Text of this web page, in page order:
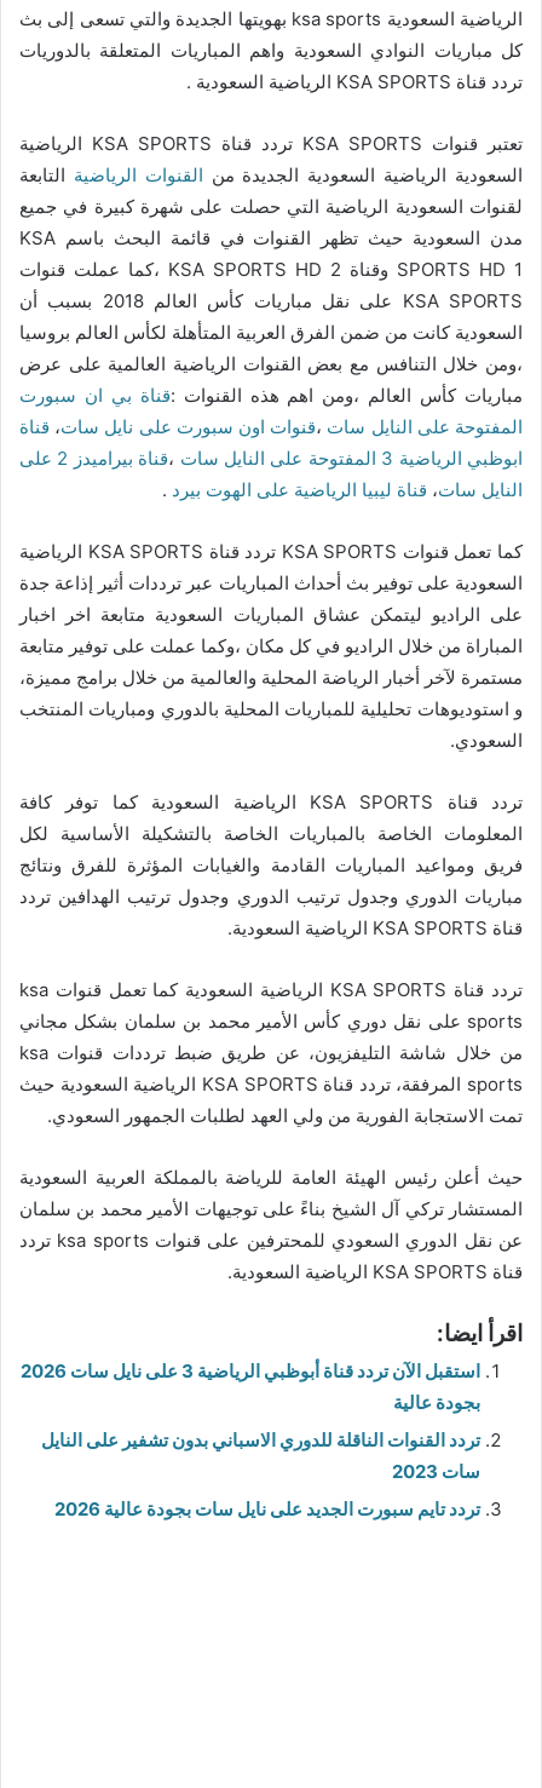
الرياضية السعودية ksa sports بهويتها الجديدة والتي تسعى إلى بث
كل مباريات النوادي السعودية واهم المباريات المتعلقة بالدوريات
تردد قناة KSA SPORTS الرياضية السعودية .
تعتبر قنوات KSA SPORTS تردد قناة KSA SPORTS الرياضية
السعودية الرياضية السعودية الجديدة من القنوات الرياضية التابعة
لقنوات السعودية الرياضية التي حصلت على شهرة كبيرة في جميع
مدن السعودية حيث تظهر القنوات في قائمة البحث باسم KSA
SPORTS HD 1 وقناة KSA SPORTS HD 2 ،كما عملت قنوات
KSA SPORTS على نقل مباريات كأس العالم 2018 بسبب أن
السعودية كانت من ضمن الفرق العربية المتأهلة لكأس العالم بروسيا
،ومن خلال التنافس مع بعض القنوات الرياضية العالمية على عرض
مباريات كأس العالم ،ومن اهم هذه القنوات :قناة بي ان سبورت
المفتوحة على النايل سات ،قنوات اون سبورت على نايل سات، قناة
ابوظبي الرياضية 3 المفتوحة على النايل سات
،
قناة بيراميدز 2 على
النايل سات، قناة ليبيا الرياضية على الهوت بيرد .
كما تعمل قنوات KSA SPORTS تردد قناة KSA SPORTS الرياضية
السعودية على توفير بث أحداث المباريات عبر ترددات أثير إذاعة جدة
على الراديو ليتمكن عشاق المباريات السعودية متابعة اخر اخبار
المباراة من خلال الراديو في كل مكان ،وكما عملت على توفير متابعة
مستمرة لآخر أخبار الرياضة المحلية والعالمية من خلال برامج مميزة،
و استوديوهات تحليلية للمباريات المحلية بالدوري ومباريات المنتخب
السعودي.
تردد قناة KSA SPORTS الرياضية السعودية كما توفر كافة
المعلومات الخاصة بالمباريات الخاصة بالتشكيلة الأساسية لكل
فريق ومواعيد المباريات القادمة والغيابات المؤثرة للفرق ونتائج
مباريات الدوري وجدول ترتيب الدوري وجدول ترتيب الهدافين تردد
قناة KSA SPORTS الرياضية السعودية.
تردد قناة KSA SPORTS الرياضية السعودية كما تعمل قنوات ksa
sports على نقل دوري كأس الأمير محمد بن سلمان بشكل مجاني
من خلال شاشة التليفزيون، عن طريق ضبط ترددات قنوات ksa
sports المرفقة، تردد قناة KSA SPORTS الرياضية السعودية حيث
تمت الاستجابة الفورية من ولي العهد لطلبات الجمهور السعودي.
حيث أعلن رئيس الهيئة العامة للرياضة بالمملكة العربية السعودية
المستشار تركي آل الشيخ بناءً على توجيهات الأمير محمد بن سلمان
عن نقل الدوري السعودي للمحترفين على قنوات ksa sports تردد
قناة KSA SPORTS الرياضية السعودية.
اقرأ ايضا:
استقبل الآن تردد قناة أبوظبي الرياضية 3 على نايل سات 2026
بجودة عالية
تردد القنوات الناقلة للدوري الاسباني بدون تشفير على النايل
سات 2023
تردد تايم سبورت الجديد على نايل سات بجودة عالية 2026